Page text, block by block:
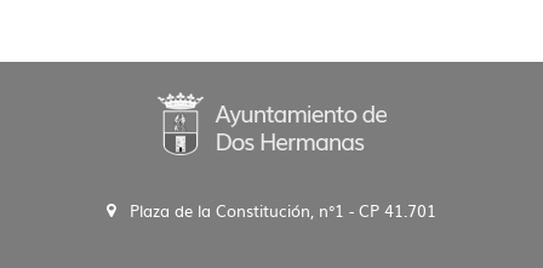
Plaza de la Constitución, n°1 - CP 41.701